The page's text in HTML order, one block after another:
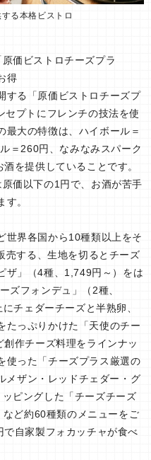
る本格ビストロ
価ビストロチーズプラ
お得
する「原価ビストロチーズプ
セプトにフレンチの技法を使
最大の特徴は、ハイボール＝
＝260円、なみなみスパーク
を提供していることです。
価以下の1円で、お酒が苦手
。
世界各国から10種類以上をそ
売する、生地を切るとチーズ
ザ」（4種、1,749円～）をは
ズフォンデュ」（2種、
チェダーチーズと半熟卵、
たっぷりかけた「天使のチー
作チーズ料理をラインナッ
使った「チーズプラス厳選の
メザン・レッドチェダー・グ
ピングした「チーズチーズ
ど約60種類のメニューをご
自家製フォカッチャが食べ